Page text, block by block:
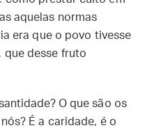
aquelas normas
era que o povo tivesse
que desse fruto
O que são os
É a caridade, é o